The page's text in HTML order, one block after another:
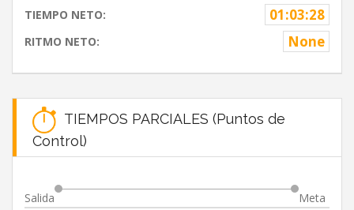
TIEMPO NETO: 01:03:28
RITMO NETO: None
TIEMPOS PARCIALES (Puntos de
Control)
Salida Meta